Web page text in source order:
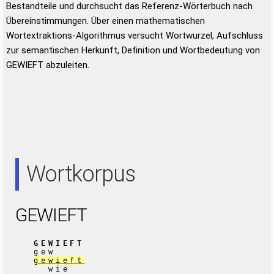
Bestandteile und durchsucht das Referenz-Wörterbuch nach
Übereinstimmungen. Über einen mathematischen
Wortextraktions-Algorithmus versucht Wortwurzel, Aufschluss
zur semantischen Herkunft, Definition und Wortbedeutung von
GEWIEFT abzuleiten.
Wortkorpus
GEWIEFT
GEWIEFT
gew
gewieft
wie